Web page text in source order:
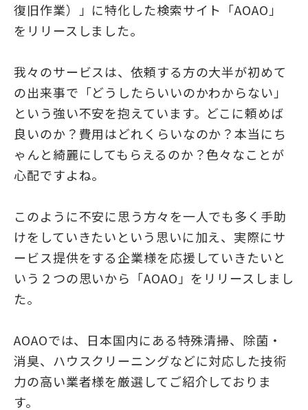
復旧作業）」に特化した検索サイト「AOAO」
をリリースしました。
我々のサービスは、依頼する方の大半が初めて
の出来事で「どうしたらいいのかわからない」
という強い不安を抱えています。どこに頼めば
良いのか？費用はどれくらいなのか？本当にち
ゃんと綺麗にしてもらえるのか？色々なことが
心配ですよね。
このように不安に思う方々を一人でも多く手助
けをしていきたいという思いに加え、実際にサ
ービス提供をする企業様を応援していきたいと
いう２つの思いから「AOAO」をリリースしまし
た。
AOAOでは、日本国内にある特殊清掃、除菌・
消臭、ハウスクリーニングなどに対応した技術
力の高い業者様を厳選してご紹介しておりま
す。